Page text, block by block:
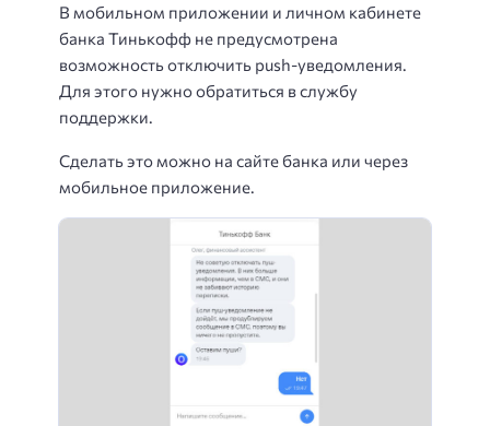
В мобильном приложении и личном кабинете
банка Тинькофф не предусмотрена
возможность отключить push-уведомления.
Для этого нужно обратиться в службу
поддержки.
Сделать это можно на сайте банка или через
мобильное приложение.